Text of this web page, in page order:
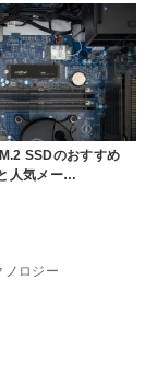
SSDのおすすめ
人気メー…
ノロジー